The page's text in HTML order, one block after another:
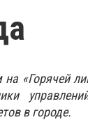
«Горячей
в городе.